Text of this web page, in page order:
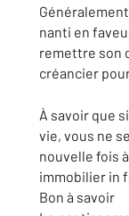
nanti en
remettre son
créancier
À savoir que
vie, vous ne
nouvelle fois
immobilier in
Bon à savoir